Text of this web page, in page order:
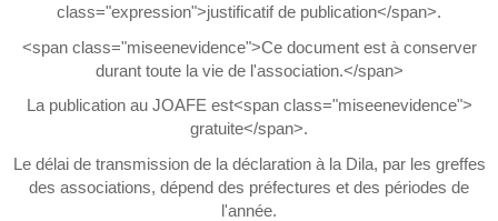
class="expression">justificatif de publication</span>.
<span class="miseenevidence">Ce document est à conserver
durant toute la vie de l'association.</span>
La publication au JOAFE est<span class="miseenevidence">
gratuite</span>.
Le délai de transmission de la déclaration à la Dila, par les greffes
des associations, dépend des préfectures et des périodes de
l'année.